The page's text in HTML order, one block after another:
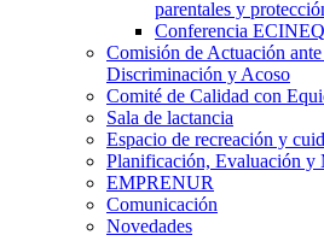
parentales y
Conferencia
Comisión de Actuación
Discriminación y Acoso
Comité de Calidad con
Sala de lactancia
Espacio de recreación y
Planificación, Evaluación y
EMPRENUR
Comunicación
Novedades